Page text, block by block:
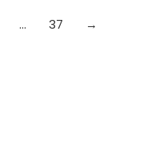
… 37 →